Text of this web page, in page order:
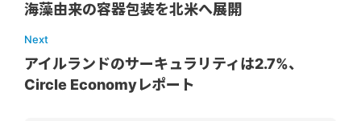
海藻由来の容器包装を北米へ展開
Next
アイルランドのサーキュラリティは2.7%、
Circle Economyレポート